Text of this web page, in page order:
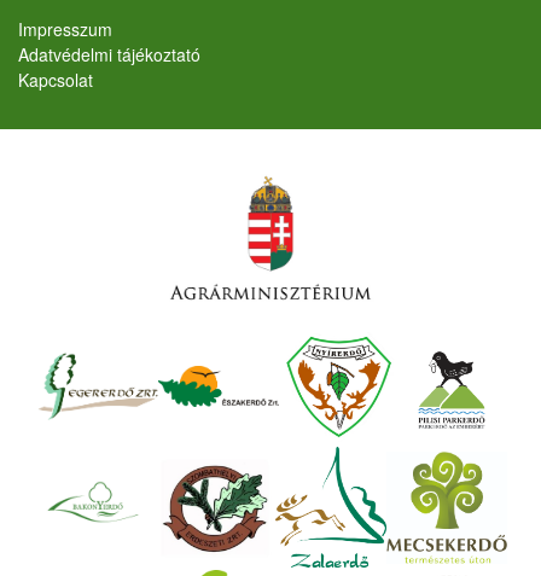
Lábléc
Impresszum
Adatvédelmi tájékoztató
Kapcsolat